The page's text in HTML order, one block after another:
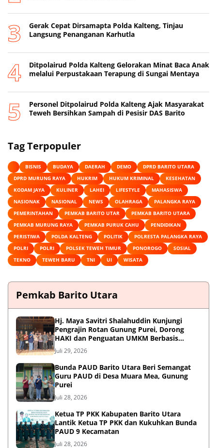
Gerak Cepat Dirsamapta Polda Kalteng, Tinjau
Langsung Penanganan Karhutla
Ditpolairud Polda Kalteng Gelorakan Minat Baca Anak
melalui Perpustakaan Terapung di Sungai Mentaya
Personel Ditpolairud Polda Kalteng Ajak Masyarakat
Teweh Bersihkan Sampah di Pesisir DAS Barito
Tag Terpopuler
BISNIS BUDAYA DAERAH DEMO
DPRD BARITO UTARA
DPRD MURUNG RAYA
HUKRIM HUKUM KRIMINAL
KESEHATAN
KODAM JAYA
KULINER LAHEI LIFESTYLE
MAHASISWA
NASIONAK
NASIONAL NEWS OLAHRAGA
PALANGKA RAYA
PEMERINTAHAN
PEMKAB BARITO UTAR
PEMKAB BARITO UTARA
PEMKAB MURUNG RAYA
PEMKAB PURUK CAHU
PENDIDIKAN
PERISTIWA
POLDA KALTENG POLITIK
POLRESTA PALANGKA RAYA
POLRI
POLRI POLSEK TEWEH TIMUR PONOROGO
SOSIAL
TEKNO
TEWEH BARU TNI UI WISATA
Pemkab Barito Utara
Hj. Maya Savitri Shalahuddin Kunjungi
Pengrajin Rotan Gunung Purei, Dorong
HAKI dan Penguatan UMKM Berbasis
Kearifan Lokal
Juli 29, 2026
Bunda PAUD Barito Utara Beri Semangat
Guru PAUD di Desa Muara Mea, Gunung
Purei
Juli 28, 2026
Ketua TP PKK Kabupaten Barito Utara
Lantik Ketua TP PKK dan Kukuhkan Bunda
PAUD 9 Kecamatan
Juli 28, 2026